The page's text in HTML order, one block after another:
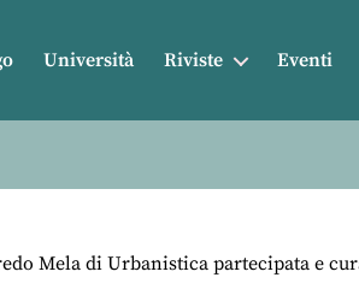
Università Riviste Eventi
Mela di Urbanistica partecipata e